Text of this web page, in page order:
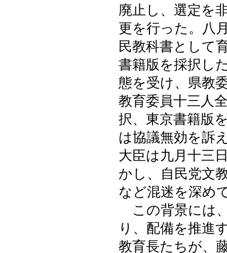
廃止し、選定を
更を行った。八
民教科書として
書籍版を採択し
態を受け、県教
教育委員十三人
択、東京書籍版
は協議無効を訴
大臣は九月十三
かし、自民党文
など混迷を深め
この背景には
り、配備を推進
教育長たちが、